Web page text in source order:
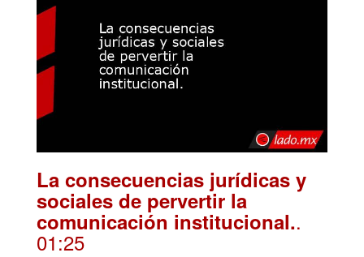
La consecuencias jurídicas y
sociales de pervertir la
comunicación institucional..
01:25